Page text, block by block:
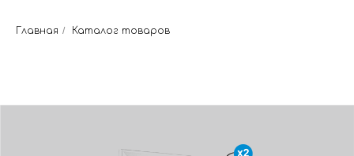
Главная / Каталог товаров